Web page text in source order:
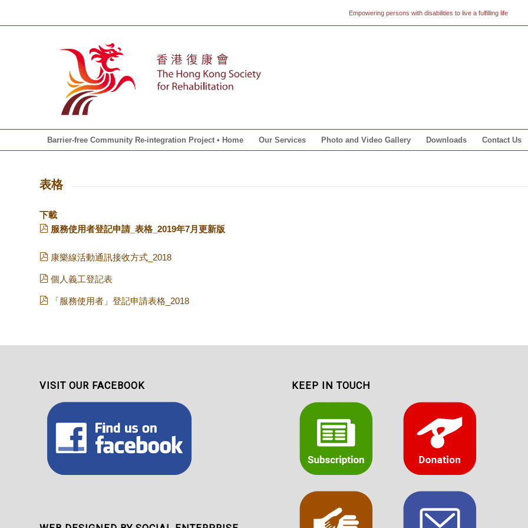
Empowering persons with disabilities to live a fulfilling life
Barrier-free Community Re-integration Project • Home Our Services Photo and Video Gallery Downloads Contact Us
表格
下載
服務使用者登記申請_表格_2019年7月更新版
康樂線活動通訊接收方式_2018
個人義工登記表
「服務使用者」登記申請表格_2018
VISIT OUR FACEBOOK KEEP IN TOUCH